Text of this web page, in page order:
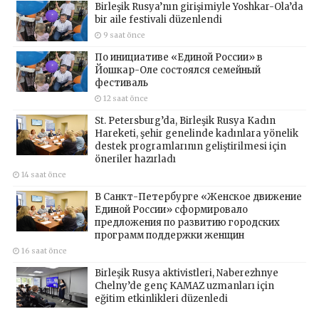
Birleşik Rusya’nın girişimiyle Yoshkar-Ola’da
bir aile festivali düzenlendi
9 saat önce
По инициативе «Единой России» в
Йошкар-Оле состоялся семейный
фестиваль
12 saat önce
St. Petersburg’da, Birleşik Rusya Kadın
Hareketi, şehir genelinde kadınlara yönelik
destek programlarının geliştirilmesi için
öneriler hazırladı
14 saat önce
В Санкт-Петербурге «Женское движение
Единой России» сформировало
предложения по развитию городских
программ поддержки женщин
16 saat önce
Birleşik Rusya aktivistleri, Naberezhnye
Chelny’de genç KAMAZ uzmanları için
eğitim etkinlikleri düzenledi